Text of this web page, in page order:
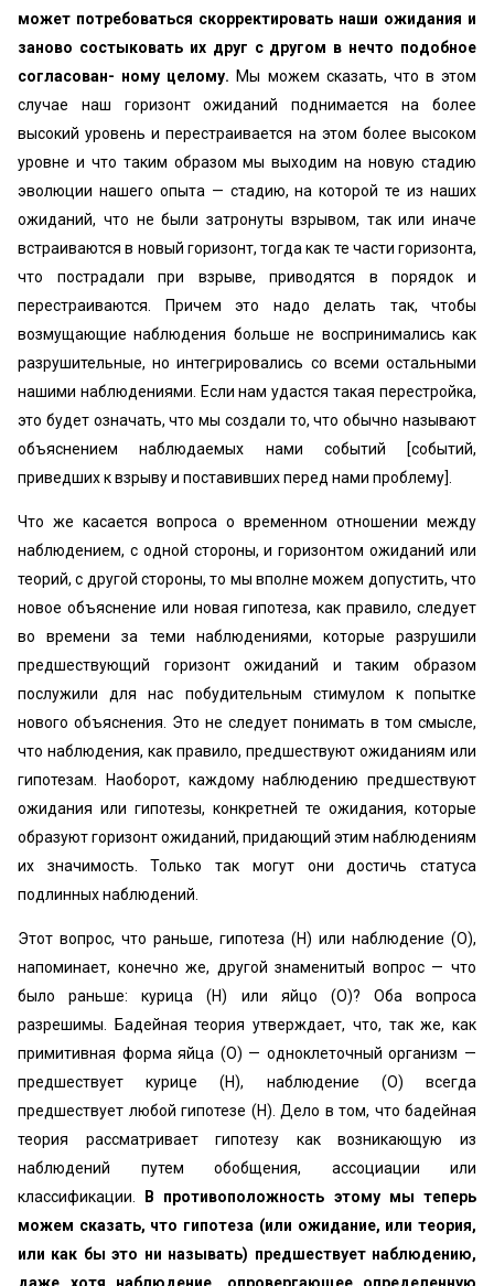
может потребоваться скорректировать наши ожидания и
заново состыковать их друг с другом в нечто подобное
согласован- ному целому. Мы можем сказать, что в этом
случае наш горизонт ожиданий поднимается на более
высокий уровень и перестраивается на этом более высоком
уровне и что таким образом мы выходим на новую стадию
эволюции нашего опыта — стадию, на которой те из наших
ожиданий, что не были затронуты взрывом, так или иначе
встраиваются в новый горизонт, тогда как те части горизонта,
что пострадали при взрыве, приводятся в порядок и
перестраиваются. Причем это надо делать так, чтобы
возмущающие наблюдения больше не воспринимались как
разрушительные, но интегрировались со всеми остальными
нашими наблюдениями. Если нам удастся такая перестройка,
это будет означать, что мы создали то, что обычно называют
объяснением наблюдаемых нами событий [событий,
приведших к взрыву и поставивших перед нами проблему].
Что же касается вопроса о временном отношении между
наблюдением, с одной стороны, и горизонтом ожиданий или
теорий, с другой стороны, то мы вполне можем допустить, что
новое объяснение или новая гипотеза, как правило, следует
во времени за теми наблюдениями, которые разрушили
предшествующий горизонт ожиданий и таким образом
послужили для нас побудительным стимулом к попытке
нового объяснения. Это не следует понимать в том смысле,
что наблюдения, как правило, предшествуют ожиданиям или
гипотезам. Наоборот, каждому наблюдению предшествуют
ожидания или гипотезы, конкретней те ожидания, которые
образуют горизонт ожиданий, придающий этим наблюдениям
их значимость. Только так могут они достичь статуса
подлинных наблюдений.
Этот вопрос, что раньше, гипотеза (Н) или наблюдение (О),
напоминает, конечно же, другой знаменитый вопрос — что
было раньше: курица (Н) или яйцо (О)? Оба вопроса
разрешимы. Бадейная теория утверждает, что, так же, как
примитивная форма яйца (О) — одноклеточный организм —
предшествует курице (Н), наблюдение (О) всегда
предшествует любой гипотезе (Н). Дело в том, что бадейная
теория рассматривает гипотезу как возникающую из
наблюдений путем обобщения, ассоциации или
классификации.
В противоположность этому мы теперь
можем сказать, что гипотеза (или ожидание, или теория,
или как бы это ни называть) предшествует наблюдению,